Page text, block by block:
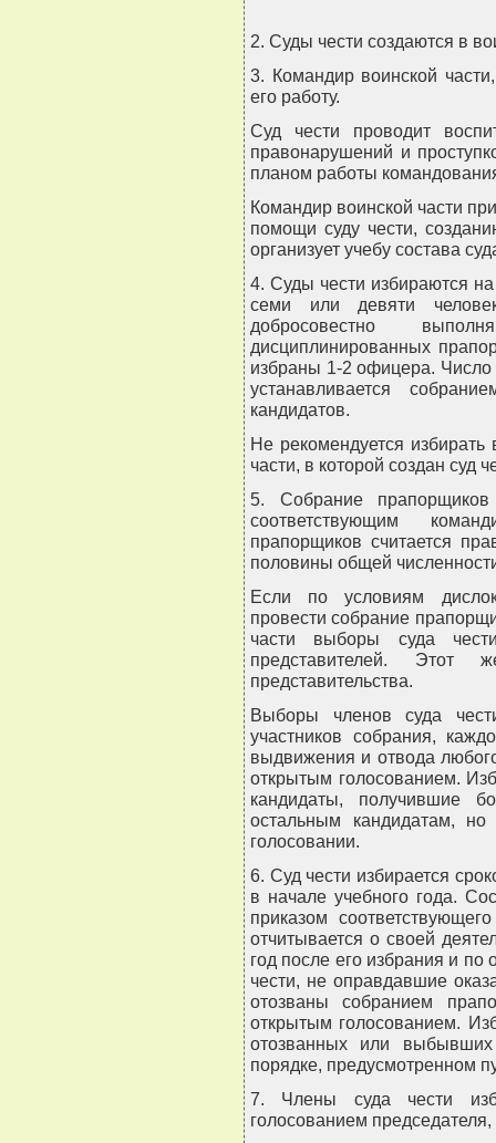
2. Суды чести создаются в
3. Командир воинской
его работу.
Суд чести проводит
правонарушений и
планом работы
Командир воинской части
помощи суду чести,
организует учебу состава
4. Суды чести избираются
семи или девяти
добросовестно
дисциплинированных
избраны 1-2 офицера. Число
устанавливается
кандидатов.
Не рекомендуется избирать
части, в которой создан суд
5. Собрание
соответствующим
прапорщиков считается
половины общей
Если по условиям
провести собрание
части выборы суда
представителей. Этот
представительства.
Выборы членов суда
участников собрания,
выдвижения и отвода
открытым голосованием.
кандидаты, получившие
остальным кандидатам,
голосовании.
6. Суд чести избирается
в начале учебного года.
приказом
отчитывается о своей
год после его избрания и
чести, не оправдавшие
отозваны собранием
открытым голосованием.
отозванных или
порядке, предусмотренном
7. Члены суда чести
голосованием председателя,